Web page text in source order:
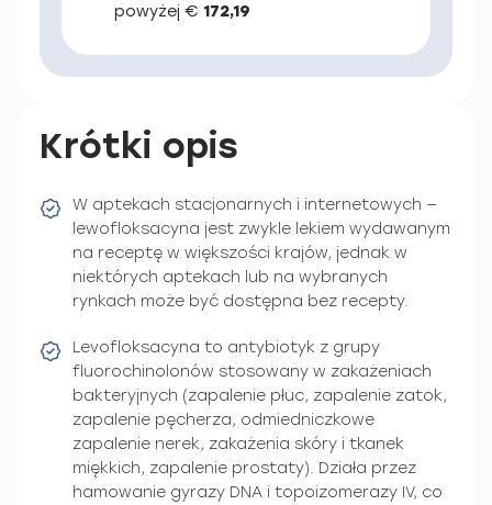
powyżej € 172,19
Krótki opis
W aptekach stacjonarnych i internetowych —
lewofloksacyna jest zwykle lekiem wydawanym
na receptę w większości krajów, jednak w
niektórych aptekach lub na wybranych
rynkach może być dostępna bez recepty.
Levofloksacyna to antybiotyk z grupy
fluorochinolonów stosowany w zakażeniach
bakteryjnych (zapalenie płuc, zapalenie zatok,
zapalenie pęcherza, odmiedniczkowe
zapalenie nerek, zakażenia skóry i tkanek
miękkich, zapalenie prostaty). Działa przez
hamowanie gyrazy DNA i topoizomerazy IV, co